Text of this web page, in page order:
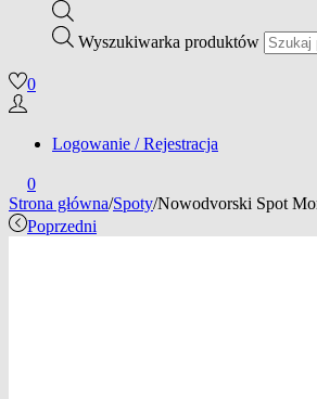
Wyszukiwarka produktów
0
Logowanie / Rejestracja
0
Strona główna/Spoty/Nowodvorski Spot
Poprzedni